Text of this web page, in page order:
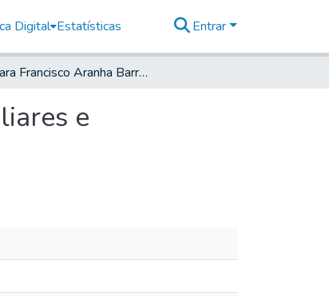
Digital Estatísticas Entrar
Para Francisco Aranha Barreto, Sargento mor de Auxiliares e Comandante da Villa de Santos.
e